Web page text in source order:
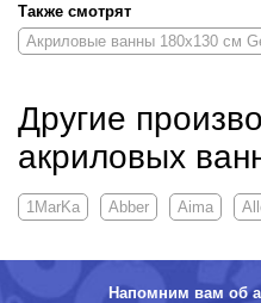
Также смотрят
Акриловые ванны 180х130 см
Другие
акриловых
1MarKa Abber Aima
Напомним вам об